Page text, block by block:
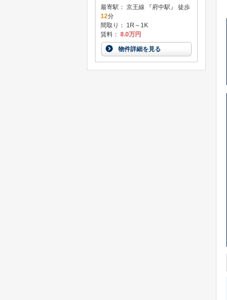
最寄駅： 京王線 『府中駅』 徒歩
12分
間取り： 1R～1K
賃料： 8.0万円
物件詳細を見る